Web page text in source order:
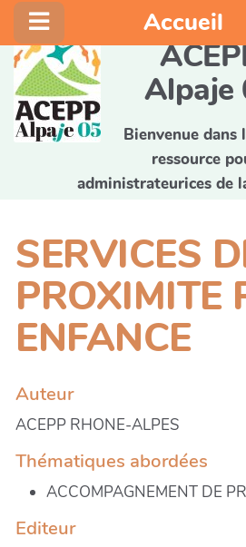
Accueil
Alpaje
Bienvenue dans
ressource
administrateurices de
SERVICES
PROXIMITE
ENFANCE
Auteur
ACEPP RHONE-ALPES
Thématiques abordées
ACCOMPAGNEMENT DE
Editeur